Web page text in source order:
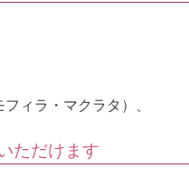
ィラ・マクラタ）、
ただけます